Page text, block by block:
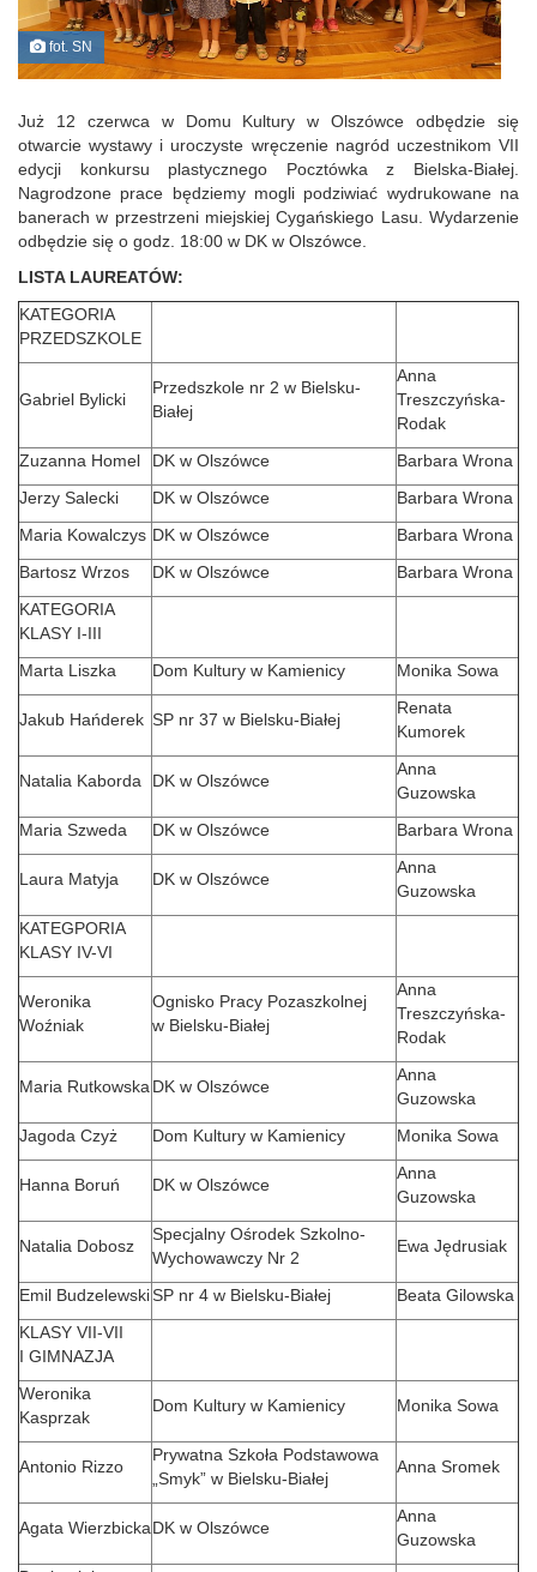
fot. SN
Już 12 czerwca w Domu Kultury w Olszówce odbędzie się
otwarcie wystawy i uroczyste wręczenie nagród uczestnikom VII
edycji konkursu plastycznego Pocztówka z Bielska-Białej.
Nagrodzone prace będziemy mogli podziwiać wydrukowane na
banerach w przestrzeni miejskiej Cygańskiego Lasu. Wydarzenie
odbędzie się o godz. 18:00 w DK w Olszówce.
LISTA LAUREATÓW:
KATEGORIA
PRZEDSZKOLE
Gabriel Bylicki
Przedszkole nr 2 w Bielsku-
Białej
Anna
Treszczyńska-
Rodak
Zuzanna Homel
DK w Olszówce
Barbara Wrona
Jerzy Salecki
DK w Olszówce
Barbara Wrona
Maria Kowalczys DK w Olszówce
Barbara Wrona
Bartosz Wrzos
DK w Olszówce
Barbara Wrona
KATEGORIA
KLASY I-III
Marta Liszka
Dom Kultury w Kamienicy Monika Sowa
Jakub Hańderek SP nr 37 w Bielsku-Białej
Renata
Kumorek
Natalia Kaborda DK w Olszówce
Anna
Guzowska
Maria Szweda
DK w Olszówce Barbara Wrona
Laura Matyja DK w Olszówce
Anna
Guzowska
KATEGPORIA
KLASY IV-VI
Weronika
Woźniak
Ognisko Pracy Pozaszkolnej
w Bielsku-Białej
Anna
Treszczyńska-
Rodak
Maria Rutkowska DK w Olszówce
Anna
Guzowska
Jagoda Czyż
Dom Kultury w Kamienicy Monika Sowa
Hanna Boruń DK w Olszówce
Anna
Guzowska
Natalia Dobosz
Specjalny Ośrodek Szkolno-
Wychowawczy Nr 2
Ewa Jędrusiak
Emil BudzelewskiSP nr 4 w Bielsku-Białej
Beata Gilowska
KLASY VII-VII
I GIMNAZJA
Weronika
Kasprzak
Dom Kultury w Kamienicy Monika Sowa
Antonio Rizzo
Prywatna Szkoła Podstawowa
„Smyk” w Bielsku-Białej
Anna Sromek
Agata WierzbickaDK w Olszówce
Anna
Guzowska